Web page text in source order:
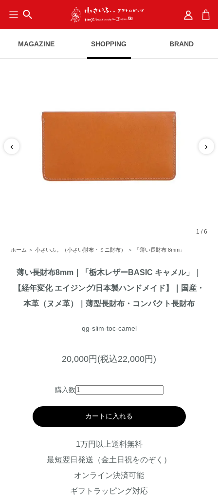
search
MAGAZINE SHOPPING BRAND
‹ ›
1 /6
ホーム ＞小さいふ。（小さい財布・ミニ財布） ＞ 「薄い長財布 8mm」
薄い長財布8mm｜「栃木レザーBASIC キャメル」｜
【経年変化 エイジング/日本製ハンドメイド】｜国産・
本革（ヌメ革）｜薄型長財布・コンパクト長財布
qg-slim-toc-camel
20,000円(税込22,000円)
購入数
カートに入れる
1万円以上送料無料
最短翌日発送（金土日祝をのぞく）
オンライン決済可能
ギフトラッピング対応